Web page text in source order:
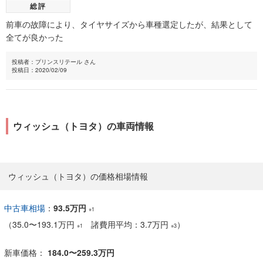
総評
前車の故障により、タイヤサイズから車種選定したが、結果として
全てが良かった
投稿者：プリンスリテール さん
投稿日：2020/02/09
ウィッシュ（トヨタ）の車両情報
ウィッシュ（トヨタ）の価格相場情報
中古車相場 ： 93.5万円 ※1
（35.0〜193.1万円 ※1 諸費用平均：3.7万円 ※3）
新車価格： 184.0〜259.3万円